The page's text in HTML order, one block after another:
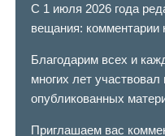
С 1 июля 2026 года
вещания: комментарии
Благодарим всех и
многих лет
опубликованных
Приглашаем вас